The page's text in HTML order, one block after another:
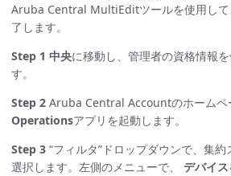
Aruba Central MultiEditツールを使用して
了します。
Step 1 中央に移動し、管理者の資格情報
す。
Step 2 Aruba Central Accountのホームペ
Operationsアプリを起動します。
Step 3 “フィルタ”ドロップダウンで、集約
選択します。左側のメニューで、 デバイス